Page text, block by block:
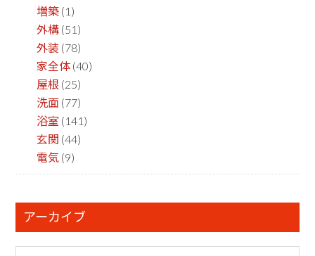
増築 (1)
外構 (51)
外装 (78)
家全体 (40)
屋根 (25)
洗面 (77)
浴室 (141)
玄関 (44)
電気 (9)
アーカイブ